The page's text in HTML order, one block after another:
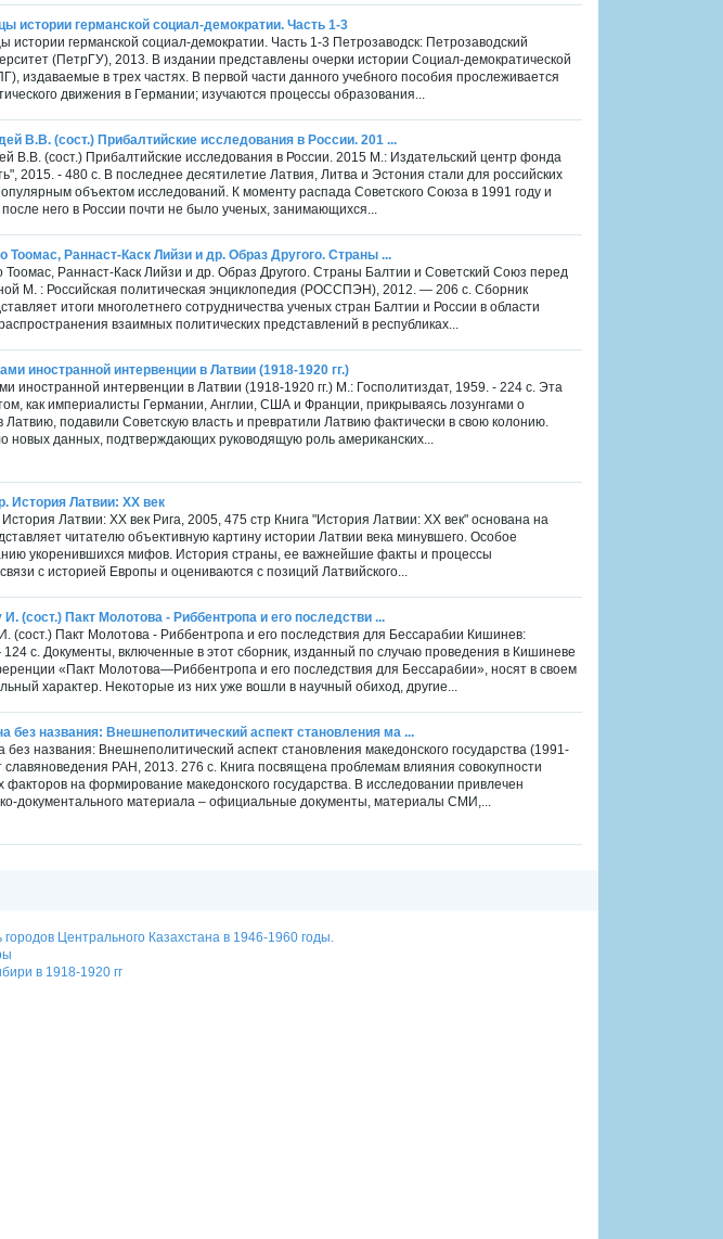
истории германской социал-демократии. Часть 1-3
германской социал-демократии. Часть 1-3 Петрозаводск: Петрозаводский
(ПетрГУ), 2013. В издании представлены очерки истории Социал-демократической
издаваемые в трех частях. В первой части данного учебного пособия прослеживается
движения в Германии; изучаются процессы образования...
В.В. (сост.) Прибалтийские исследования в России. 201 ...
В.В. (сост.) Прибалтийские исследования в России. 2015 М.: Издательский центр фонда
2015. - 480 с. В последнее десятилетие Латвия, Литва и Эстония стали для российских
объектом исследований. К моменту распада Советского Союза в 1991 году и
него в России почти не было ученых, занимающихся...
Тоомас, Раннаст-Каск Лийзи и др. Образ Другого. Страны ...
Раннаст-Каск Лийзи и др. Образ Другого. Страны Балтии и Советский Союз перед
М. : Российская политическая энциклопедия (РОССПЭН), 2012. — 206 с. Сборник
итоги многолетнего сотрудничества ученых стран Балтии и России в области
взаимных политических представлений в республиках...
иностранной интервенции в Латвии (1918-1920 гг.)
иностранной интервенции в Латвии (1918-1920 гг.) М.: Госполитиздат, 1959. - 224 с. Эта
как империалисты Германии, Англии, США и Франции, прикрываясь лозунгами о
Латвию, подавили Советскую власть и превратили Латвию фактически в свою колонию.
новых данных, подтверждающих руководящую роль американских...
История Латвии: XX век
Латвии: XX век Рига, 2005, 475 стр Книга "История Латвии: XX век" основана на
читателю объективную картину истории Латвии века минувшего. Особое
укоренившихся мифов. История страны, ее важнейшие факты и процессы
с историей Европы и оцениваются с позиций Латвийского...
(сост.) Пакт Молотова - Риббентропа и его последстви ...
(сост.) Пакт Молотова - Риббентропа и его последствия для Бессарабии Кишинев:
с. Документы, включенные в этот сборник, изданный по случаю проведения в Кишиневе
«Пакт Молотова—Риббентропа и его последствия для Бессарабии», носят в своем
характер. Некоторые из них уже вошли в научный обиход, другие...
без названия: Внешнеполитический аспект становления ма ...
без названия: Внешнеполитический аспект становления македонского государства (1991-
славяноведения РАН, 2013. 276 с. Книга посвящена проблемам влияния совокупности
факторов на формирование македонского государства. В исследовании привлечен
документального материала – официальные документы, материалы СМИ,...
Центрального Казахстана в 1946-1960 годы.
в 1918-1920 гг